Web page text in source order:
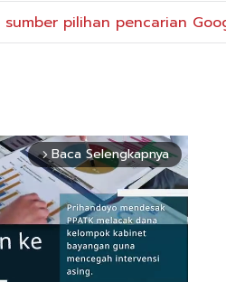
sumber pilihan pencarian
arrow_forward_ios Baca Selengkapnya